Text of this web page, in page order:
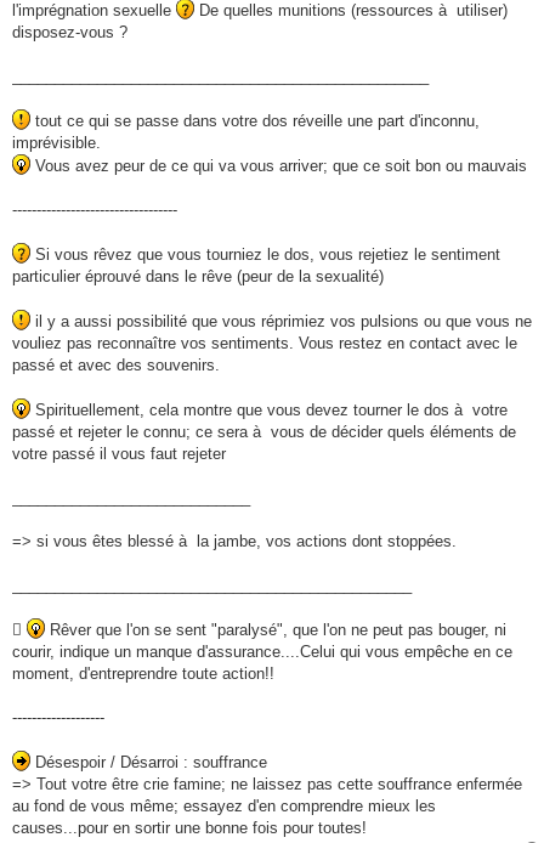
l'imprégnation sexuelle
De quelles munitions (ressources à utiliser)
disposez-vous ?
tout ce qui se passe dans votre dos réveille une part d'inconnu,
imprévisible.
Vous avez peur de ce qui va vous arriver; que ce soit bon ou mauvais
----------------------------------
Si vous rêvez que vous tourniez le dos, vous rejetiez le sentiment
particulier éprouvé dans le rêve (peur de la sexualité)
il y a aussi possibilité que vous réprimiez vos pulsions ou que vous ne
vouliez pas reconnaître vos sentiments. Vous restez en contact avec le
passé et avec des souvenirs.
Spirituellement, cela montre que vous devez tourner le dos à votre
passé et rejeter le connu; ce sera à vous de décider quels éléments de
votre passé il vous faut rejeter
=> si vous êtes blessé à la jambe, vos actions dont stoppées.

Rêver que l'on se sent "paralysé", que l'on ne peut pas bouger, ni
courir, indique un manque d'assurance....Celui qui vous empêche en ce
moment, d'entreprendre toute action!!
-------------------
Désespoir / Désarroi : souffrance
=> Tout votre être crie famine; ne laissez pas cette souffrance enfermée
au fond de vous même; essayez d'en comprendre mieux les
causes...pour en sortir une bonne fois pour toutes!